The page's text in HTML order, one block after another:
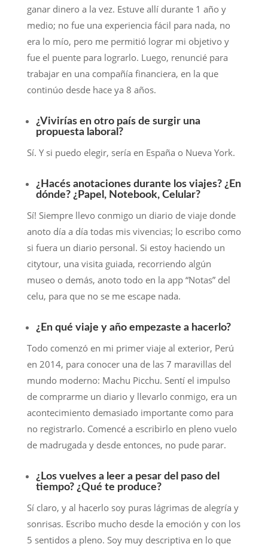
ganar dinero a la vez. Estuve allí durante 1 año y
medio; no fue una experiencia fácil para nada, no
era lo mío, pero me permitió lograr mi objetivo y
fue el puente para lograrlo. Luego, renuncié para
trabajar en una compañía financiera, en la que
continúo desde hace ya 8 años.
¿Vivirías en otro país de surgir una
propuesta laboral?
Sí. Y si puedo elegir, sería en España o Nueva York.
¿Hacés anotaciones durante los viajes? ¿En
dónde? ¿Papel, Notebook, Celular?
Sí! Siempre llevo conmigo un diario de viaje donde
anoto día a día todas mis vivencias; lo escribo como
si fuera un diario personal. Si estoy haciendo un
citytour, una visita guiada, recorriendo algún
museo o demás, anoto todo en la app “Notas” del
celu, para que no se me escape nada.
¿En qué viaje y año empezaste a hacerlo?
Todo comenzó en mi primer viaje al exterior, Perú
en 2014, para conocer una de las 7 maravillas del
mundo moderno: Machu Picchu. Sentí el impulso
de comprarme un diario y llevarlo conmigo, era un
acontecimiento demasiado importante como para
no registrarlo. Comencé a escribirlo en pleno vuelo
de madrugada y desde entonces, no pude parar.
¿Los vuelves a leer a pesar del paso del
tiempo? ¿Qué te produce?
Sí claro, y al hacerlo soy puras lágrimas de alegría y
sonrisas. Escribo mucho desde la emoción y con los
5 sentidos a pleno. Soy muy descriptiva en lo que